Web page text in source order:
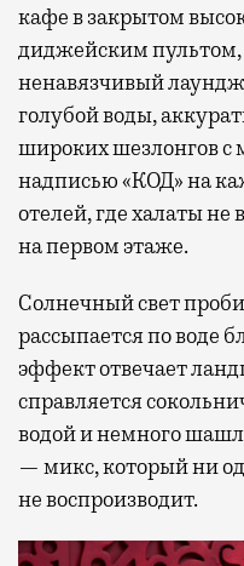
кафе в закрытом
диджейским пультом,
ненавязчивый
голубой воды,
широких шезлонгов с
надписью «КОД» на
отелей, где халаты не
на первом этаже.
Солнечный свет
рассыпается по воде
эффект отвечает
справляется
водой и немного
— микс, который ни
не воспроизводит.